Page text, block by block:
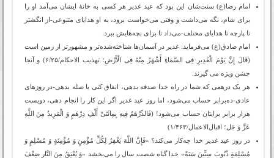
امام رضا(ع) سنت‌شان این بود که عید غدیر هر کسی به خانۀ ایشان می‌آمد او را
برای شام، نگه می‌داشت و وقتی می‌خواست برود، به او هدایای متنوعی-از انگشتر
تا پارچه تا هدایای مختلف-می‌داد تا برای بچه‌هایش ببرد.
امام صادق(ع) می‌فرماید: غدیر در آسمان‌ها شناخته‌شده‌تر و مشهورتر از زمین است
(قَالَ إِنَّ یَوْمَ الْغَدِیرِ فِی السَّمَاءِ أَشْهَرُ مِنْهُ فِی الْأَرْضِ؛ تهذیب الاحکام/۶/۲۵) و آنجا
جشن ویژه می گیرند.
هر یک درهمی که شما در راه خدا صدقه بدهی، انفاق کنی یا صله بدهی-در روزهای
عادی-ده‌برابر حساب می‌شود، اما روز عید غدیر اگر این کار را انجام دهی، دویست
هزار برابر برایتان حساب می‌شود! (فَالدِّرْهَمُ فِیهِ بِمِائَتَیْ أَلْفِ دِرْهَمٍ وَ الْمَزِیدُ مِنَ اللَّهِ
عَزَّ وَ جَل‏؛ اقبال‌الاعمال/۱/۴۶۳)
در روز عید غدیر خدا چه‌کار می‌کند؟ «فَإِنَّ اللَّهَ یَغْفِرُ لِکُلِّ مُؤْمِنٍ وَ مُؤْمِنَةٍ وَ مُسْلِمٍ وَ
مُسْلِمَةٍ ذُنُوبَ سِتِّینَ سَنَةً» خدا گناه شصت سال را می‌بخشد «وَ یُعْتِقُ مِنَ النَّارِ ضِعْفَ